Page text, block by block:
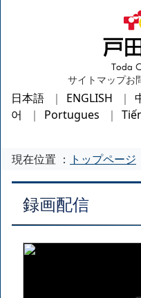
サイトマップお
日本語 ENGLISH
어
Portugues
現在位置 ： トップページ
録画配信